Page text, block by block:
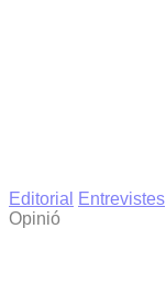
Editorial
Entrevistes
Opinió